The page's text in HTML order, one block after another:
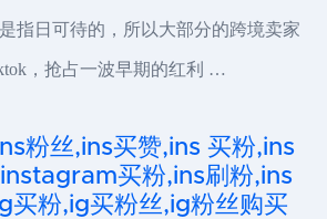
指日可待的，所以大部分的跨境卖家
，抢占一波早期的红利 …
粉丝,ins买赞,ins 买粉,ins
买粉,ins刷粉,ins
买粉,ig买粉丝,ig粉丝购买